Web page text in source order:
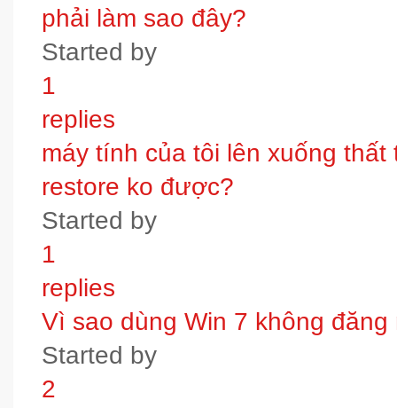
phải làm sao đây?
Started by
1
replies
máy tính của tôi lên xuống
restore ko được?
Started by
1
replies
Vì sao dùng Win 7 không
Started by
2